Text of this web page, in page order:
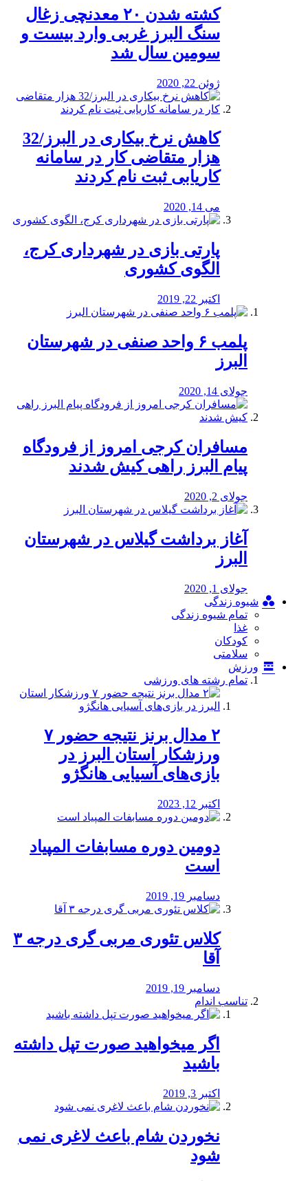
کشته شدن ۲۰ معدنچی زغال
سنگ البرز غربی وارد بیست و
سومین سال شد
ژوئن 22, 2020
کاهش نرخ بیکاری در البرز/32
هزار متقاضی کار در سامانه
کاریابی ثبت نام کردند
می 14, 2020
پارتی بازی در شهرداری کرج،
الگوی کشوری
اکتبر 22, 2019
پلمب ۶ واحد صنفی در شهرستان
البرز
جولای 14, 2020
مسافران کرجی امروز از فرودگاه
پیام البرز راهی کیش شدند
جولای 2, 2020
آغاز برداشت گیلاس در شهرستان
البرز
جولای 1, 2020
شیوه زندگی
تمام شیوه زندگی
غذا
کودکان
سلامتی
ورزش
تمام رشته های ورزشی
۲ مدال برنز نتیجه حضور ۷
ورزشکار استان البرز در
بازی‌های آسیایی هانگژو
اکتبر 12, 2023
دومین دوره مسابفات المپیاد
است
دسامبر 19, 2019
کلاس تئوری مربی گری درجه ۳
آقا
دسامبر 19, 2019
تناسب اندام
اگر میخواهید صورت تپل داشته
باشید
اکتبر 3, 2019
نخوردن شام باعث لاغری نمی
‌شود